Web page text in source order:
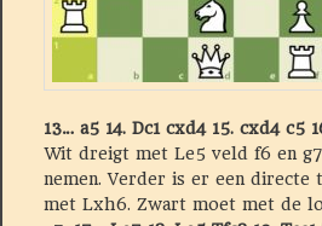
13… a5 14. Dc1 cxd4 15. cxd4 c5
Wit dreigt met Le5 veld f6 en
nemen. Verder is er een directe
met Lxh6. Zwart moet met de